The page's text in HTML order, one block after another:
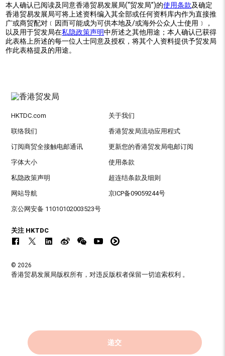
本人确认已阅读及同意香港贸易发展局(“贸发局”)的使用条款及确定
香港贸易发展局可将上述资料编入其全部或任何资料库内作为直接推
广或商贸配对﹝因而可能成为可供本地及/或海外公众人士使用﹞，
以及用于贸发局在私隐政策声明中所述之其他用途；本人确认已获得
此表格上所述的每一位人士同意及授权，将其个人资料提供予贸发局
作此表格提及的用途。
递交
HKTDC.com 关于我们
联络我们 香港贸发局流动应用程式
订阅商贸全接触电邮通讯 更新您的香港贸发局电邮订阅
字体大小 使用条款
私隐政策声明 超连结条款及细则
网站导航 京ICP备09059244号
京公网安备 11010102003523号
关注 HKTDC
© 2026
香港贸易发展局版权所有，对违反版权者保留一切追索权利 。